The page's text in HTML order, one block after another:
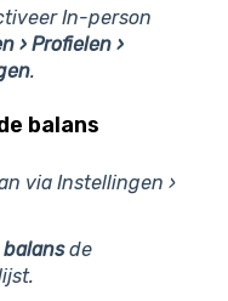
In-person
› Profielen ›
.
balans
via Instellingen ›
balansde